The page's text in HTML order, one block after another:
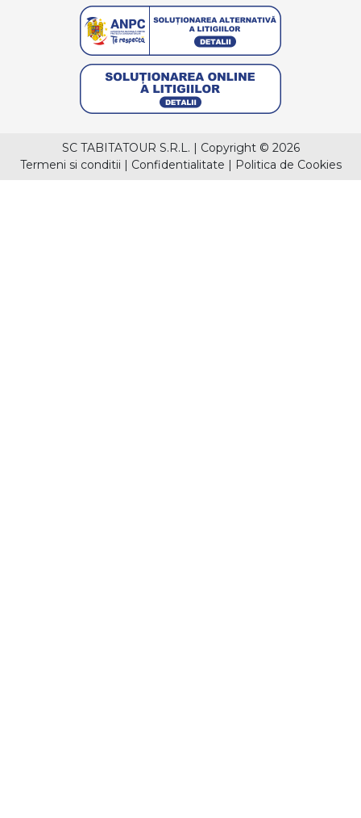
SC TABITATOUR S.R.L. | Copyright © 2026
Termeni si conditii | Confidentialitate | Politica de Cookies